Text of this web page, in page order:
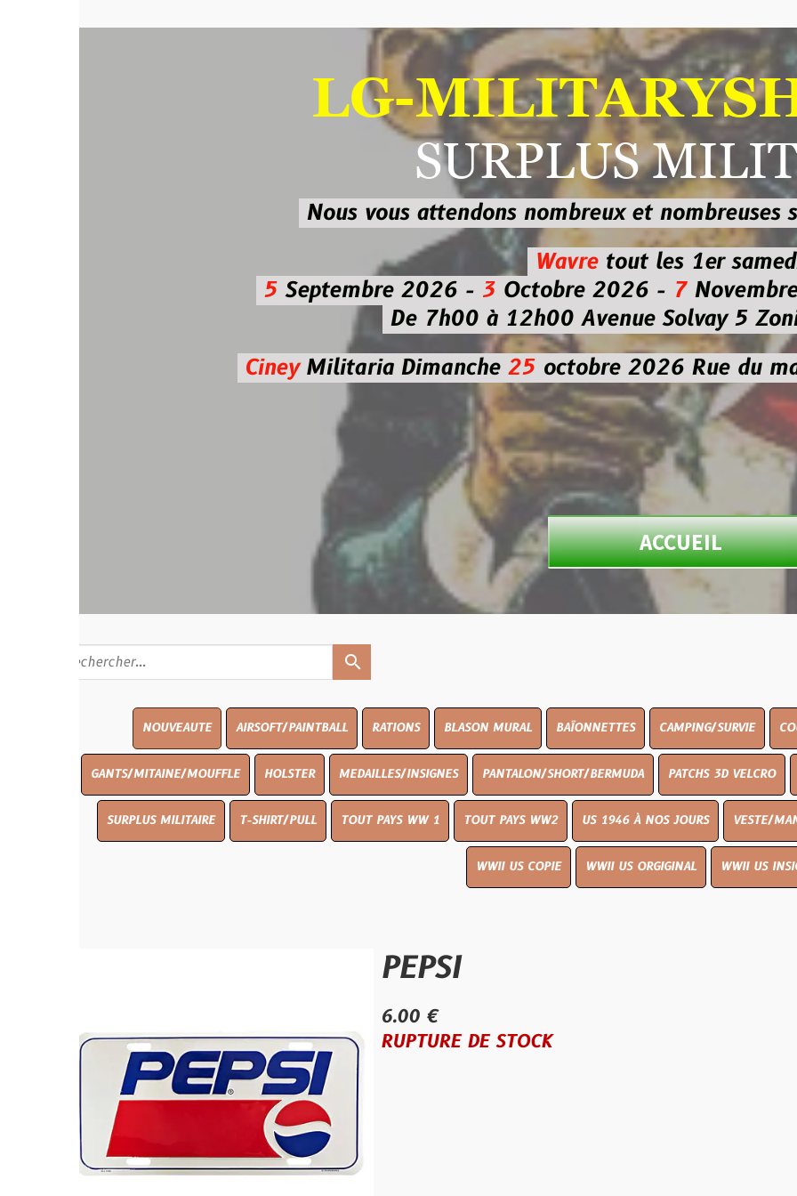
LG-
SURPLUS
Nous vous attendons nombreux et nombreusessur les
Wavre
tout les 1er samedi
Septembre 2026 -3Octobre 2026 - 7Novembre 2026
De 7h00 à 12h00 Avenue Solvay 5 Zoning
MilitariaDimanche25octobre 2026Rue du marché
ACCUEIL
AIRSOFT/PAINTBALL RATIONS BLASON MURAL BAÏONNETTES CAMPING/SURVIE COUTELLERIE
GANTS/MITAINE/MOUFFLE HOLSTER MEDAILLES/INSIGNES PANTALON/SHORT/BERMUDA PATCHS 3D VELCRO PEINTURE
SURPLUS MILITAIRE T-SHIRT/PULL TOUT PAYS WW 1 TOUT PAYS WW2 US 1946 À NOS JOURS VESTE/MANTEAU
WWII US COPIE WWII US ORGIGINAL WWII US INSIGNES
RUPTURE DE STOCK